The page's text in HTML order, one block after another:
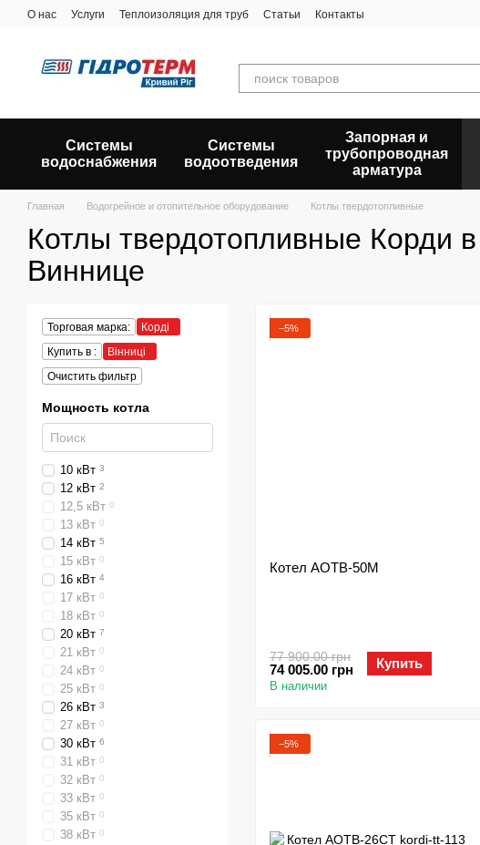
Перейти к основному контенту
О нас Услуги Теплоизоляция для труб Статьи Контакты
Системы
водоснабжения
Системы
водоотведения
Запорная и
трубопроводная
арматура
Главная Водогрейное и отопительное оборудование Котлы твердотопливные
Котлы твердотопливные Корди в
Виннице
−5%
Котел АОТВ-50М
77 900.00 грн
74 005.00 грн Купить
В наличии
−5%
Торговая марка:
Корді
Купить в :
Вінниці
Очистить фильтр
Мощность котла
10 кВт 3
12 кВт 2
12,5 кВт 0
13 кВт 0
14 кВт 5
15 кВт 0
16 кВт 4
17 кВт 0
18 кВт 0
20 кВт 7
21 кВт 0
24 кВт 0
25 кВт 0
26 кВт 3
27 кВт 0
30 кВт 6
31 кВт 0
32 кВт 0
33 кВт 0
35 кВт 0
38 кВт 0